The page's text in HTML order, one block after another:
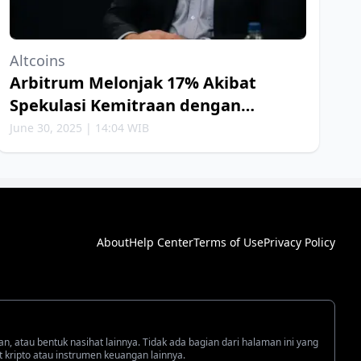
Altcoins
Arbitrum Melonjak 17% Akibat
Spekulasi Kemitraan dengan
Robinhood
June 30, 2025 | 14:04 WIB
AboutHelp CenterTerms of UsePrivacy Policy
atau bentuk nasihat lainnya. Tidak ada bagian dari halaman ini yang
atau instrumen keuangan lainnya.